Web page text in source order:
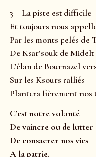
3 – La piste est difficile
Et toujours nous appelle
Par les monts pelés de
De Ksar’souk de Midelt
L’élan de Bournazel
Sur les Ksours ralliés
Plantera fièrement nos
C’est notre volonté
De vaincre ou de lutter
De consacrer nos vies
A la patrie.